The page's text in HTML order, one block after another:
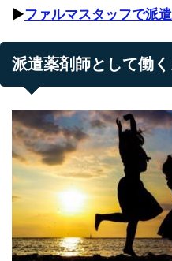
▶︎ファルマスタッフで派
派遣薬剤師として働